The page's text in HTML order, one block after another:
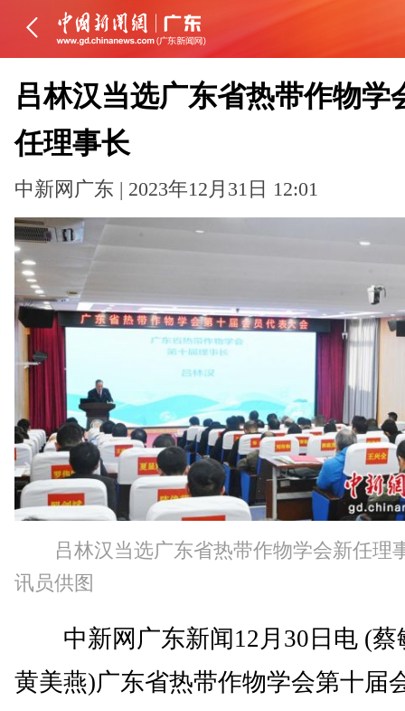
吕林汉当选广东省热带作物学
任理事长
中新网广东 | 2023年12月31日 12:01
吕林汉当选广东省热带作物学会新任理
讯员供图
中新网广东新闻12月30日电 (蔡
黄美燕)广东省热带作物学会第十届